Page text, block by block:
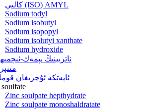
كالىي (ISO) AMYL
Sodium todyl
Sodium isobutyl
Sodium isopopyl
Sodium isolutyi xanthate
Sodium hydroxide
ناترىينىڭ يېمەك-
ئاپەتكە ئۇچرىغان
Zinc soulpate hepthydrate
Zinc soulpate monoshaldratate